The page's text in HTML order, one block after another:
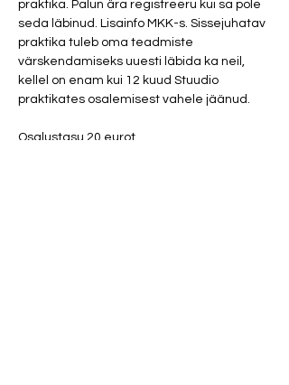
praktika. Palun ära registreeru kui sa pole
seda läbinud. Lisainfo MKK-s. Sissejuhatav
praktika tuleb oma teadmiste
värskendamiseks uuesti läbida ka neil,
kellel on enam kui 12 kuud Stuudio
praktikates osalemisest vahele jäänud.
Osalustasu 20 eurot.